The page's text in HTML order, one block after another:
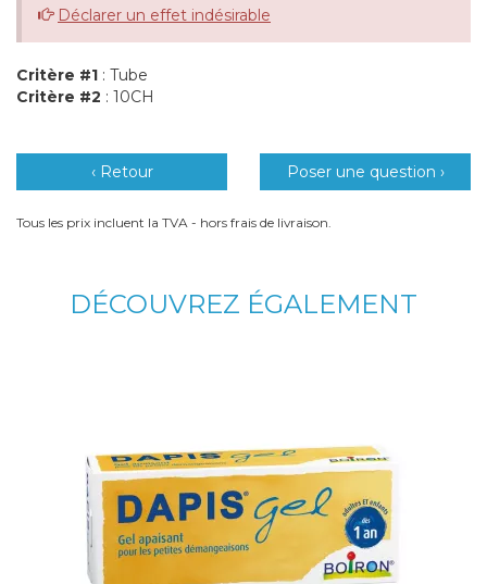
Déclarer un effet indésirable
Critère #1 : Tube
Critère #2 : 10CH
‹ Retour Poser une question ›
Tous les prix incluent la TVA - hors frais de livraison.
DÉCOUVREZ ÉGALEMENT